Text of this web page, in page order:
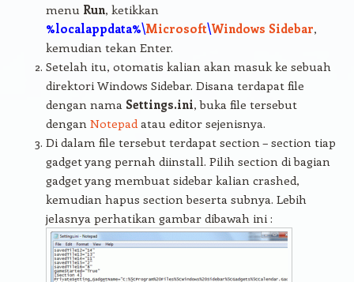
menu Run, ketikkan
%localappdata%\Microsoft\Windows Sidebar,
kemudian tekan Enter.
Setelah itu, otomatis kalian akan masuk ke sebuah
direktori Windows Sidebar. Disana terdapat file
dengan nama Settings.ini, buka file tersebut
dengan Notepad atau editor sejenisnya.
Di dalam file tersebut terdapat section – section tiap
gadget yang pernah diinstall. Pilih section di bagian
gadget yang membuat sidebar kalian crashed,
kemudian hapus section beserta subnya. Lebih
jelasnya perhatikan gambar dibawah ini :